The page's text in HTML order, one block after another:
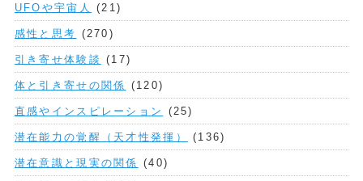
UFOや宇宙人 (21)
感性と思考 (270)
引き寄せ体験談 (17)
体と引き寄せの関係 (120)
直感やインスピレーション (25)
潜在能力の覚醒（天才性発揮） (136)
潜在意識と現実の関係 (40)